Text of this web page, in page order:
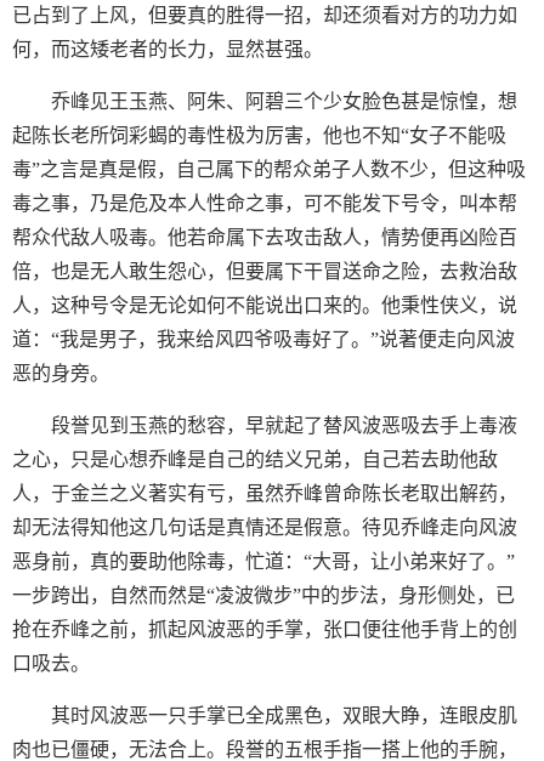
已占到了上风，但要真的胜得一招，却还须看对方的功力如
何，而这矮老者的长力，显然甚强。
乔峰见王玉燕、阿朱、阿碧三个少女脸色甚是惊惶，想
起陈长老所饲彩蝎的毒性极为厉害，他也不知“女子不能吸
毒”之言是真是假，自己属下的帮众弟子人数不少，但这种吸
毒之事，乃是危及本人性命之事，可不能发下号令，叫本帮
帮众代敌人吸毒。他若命属下去攻击敌人，情势便再凶险百
倍，也是无人敢生怨心，但要属下干冒送命之险，去救治敌
人，这种号令是无论如何不能说出口来的。他秉性侠义，说
道：“我是男子，我来给风四爷吸毒好了。”说著便走向风波
恶的身旁。
段誉见到玉燕的愁容，早就起了替风波恶吸去手上毒液
之心，只是心想乔峰是自己的结义兄弟，自己若去助他敌
人，于金兰之义著实有亏，虽然乔峰曾命陈长老取出解药，
却无法得知他这几句话是真情还是假意。待见乔峰走向风波
恶身前，真的要助他除毒，忙道：“大哥，让小弟来好了。”
一步跨出，自然而然是“凌波微步”中的步法，身形侧处，已
抢在乔峰之前，抓起风波恶的手掌，张口便往他手背上的创
口吸去。
其时风波恶一只手掌已全成黑色，双眼大睁，连眼皮肌
肉也已僵硬，无法合上。段誉的五根手指一搭上他的手腕，